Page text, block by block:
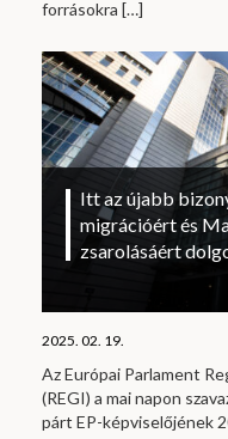
forrásokra […]
Itt az újabb
migrációért és
zsarolásáért
2025. 02. 19.
Az Európai Parlament
(REGI) a mai napon
párt EP-képviselőjének